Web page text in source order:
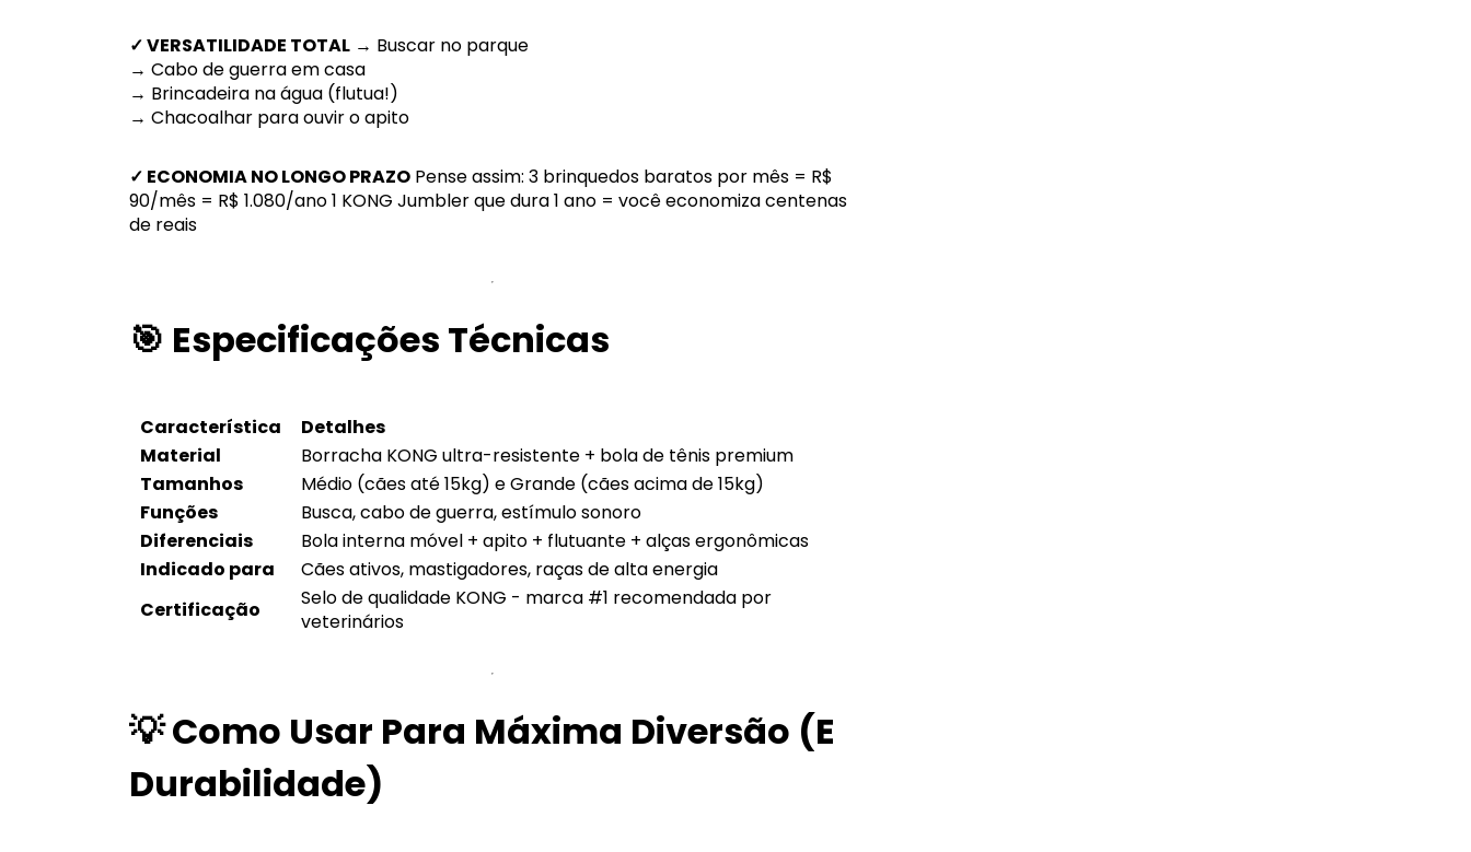
✓ VERSATILIDADE TOTAL → Buscar no parque
→ Cabo de guerra em casa
→ Brincadeira na água (flutua!)
→ Chacoalhar para ouvir o apito
✓ ECONOMIA NO LONGO PRAZO Pense assim: 3 brinquedos baratos por mês = R$
90/mês = R$ 1.080/ano 1 KONG Jumbler que dura 1 ano = você economiza centenas
de reais
🎯 Especificações Técnicas
Característica
Detalhes
Material
Borracha KONG ultra-resistente + bola de tênis premium
Tamanhos
Médio (cães até 15kg) e Grande (cães acima de 15kg)
Funções
Busca, cabo de guerra, estímulo sonoro
Diferenciais
Bola interna móvel + apito + flutuante + alças ergonômicas
Indicado para
Cães ativos, mastigadores, raças de alta energia
Certificação
Selo de qualidade KONG - marca #1 recomendada por
veterinários
💡 Como Usar Para Máxima Diversão (E
Durabilidade)